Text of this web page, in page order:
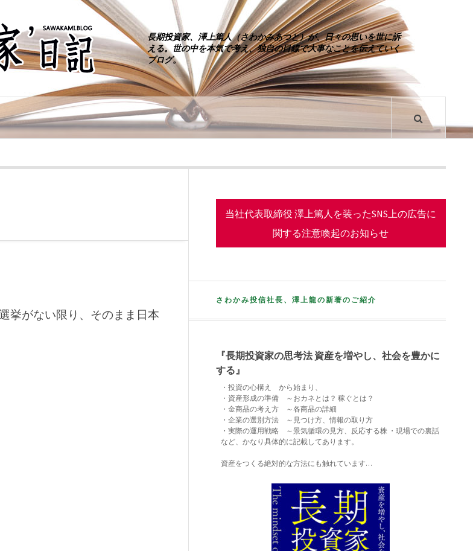
長期投資家、澤上篤人（さわかみあつと）が、日々の思いを世に訴
える。世の中を本気で考え、独自の目線で大事なことを伝えていく
ブログ。
挙がない限り、そのまま日本
当社代表取締役 澤上篤人を装ったSNS上の広告に
関する注意喚起のお知らせ
さわかみ投信社長、澤上龍の新著のご紹介
『長期投資家の思考法 資産を増やし、社会を豊かに
する』
・投資の心構え から始まり、
・資産形成の準備 ～おカネとは？ 稼ぐとは？
・金商品の考え方 ～各商品の詳細
・企業の選別方法 ～見つけ方、情報の取り方
・実際の運用戦略 ～景気循環の見方、反応する株 ・現場での裏話
など、かなり具体的に記載してあります。
資産をつくる絶対的な方法にも触れています…